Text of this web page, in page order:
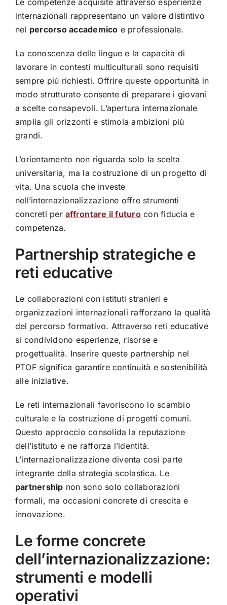
internazionali rappresentano un valore distintivo
nel percorso accademico e professionale.
La conoscenza delle lingue e la capacità di
lavorare in contesti multiculturali sono requisiti
sempre più richiesti. Offrire queste opportunità in
modo strutturato consente di preparare i giovani
a scelte consapevoli. L’apertura internazionale
amplia gli orizzonti e stimola ambizioni più
grandi.
L’orientamento non riguarda solo la scelta
universitaria, ma la costruzione di un progetto di
vita. Una scuola che investe
nell’internazionalizzazione offre strumenti
concreti peraffrontare il futurocon fiducia e
competenza.
Partnership strategiche e
reti educative
Le collaborazioni con istituti stranieri e
organizzazioni internazionali rafforzano la qualità
del percorso formativo. Attraverso reti educative
si condividono esperienze, risorse e
progettualità. Inserire queste partnership nel
PTOF significa garantire continuità e sostenibilità
alle iniziative.
Le reti internazionali favoriscono lo scambio
culturale e la costruzione di progetti comuni.
Questo approccio consolida la reputazione
dell’istituto e ne rafforza l’identità.
L’internazionalizzazione diventa così parte
integrante della strategia scolastica. Le
partnership non sono solo collaborazioni
formali, ma occasioni concrete di crescita e
innovazione.
Le forme concrete
dell’internazionalizzazione:
strumenti e modelli
operativi